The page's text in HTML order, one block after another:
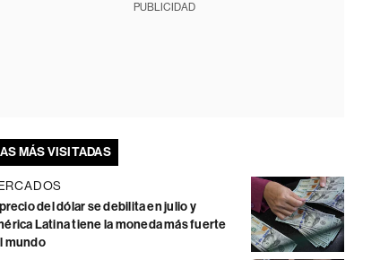
PUBLICIDAD
MÁS VISITADAS
del dólar se debilita en julio y
Latina tiene la moneda más fuerte
mundo